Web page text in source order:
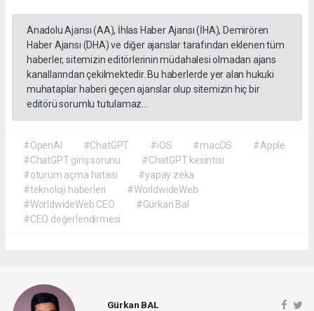
Anadolu Ajansı (AA), İhlas Haber Ajansı (İHA), Demirören
Haber Ajansı (DHA) ve diğer ajanslar tarafından eklenen tüm
haberler, sitemizin editörlerinin müdahalesi olmadan ajans
kanallarından çekilmektedir. Bu haberlerde yer alan hukuki
muhataplar haberi geçen ajanslar olup sitemizin hiç bir
editörü sorumlu tutulamaz...
#OpenAI #ChatGPT #iOS #macOS
#Apple
#ChatGPT giriş sorunu
#ChatGPT kesintisi
#oturum açma hatası
#yapay zeka
#teknoloji haberleri
#WorldwideWeb
#WorldwideWeb CEO
#Gürkan Bal
#CEO değerlendirmesi
Gürkan BAL